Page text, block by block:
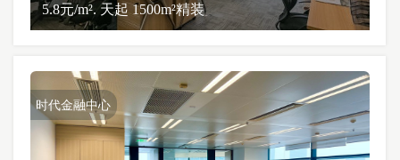
5.8元/m². 天起 1500m²精装
时代金融中心